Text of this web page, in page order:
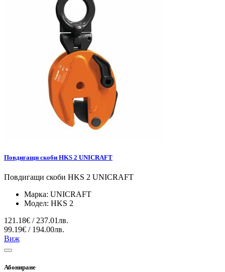
Повдигащи скоби HKS 2 UNICRAFT
Повдигащи скоби HKS 2 UNICRAFT
Марка: UNICRAFT
Модел: HKS 2
121.18€ / 237.01лв.
99.19€ / 194.00лв.
Виж
Абониране